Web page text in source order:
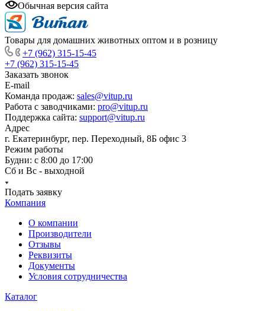
Обычная версия сайта
Товары для домашних животных оптом и в розницу
+7 (962) 315-15-45
+7 (962) 315-15-45
Заказать звонок
E-mail
Команда продаж: sales@vitup.ru
Работа с заводчиками: pro@vitup.ru
Поддержка сайта: support@vitup.ru
Адрес
г. Екатеринбург, пер. Переходный, 8Б офис 3
Режим работы
Будни: с 8:00 до 17:00
Сб и Вс - выходной
Подать заявку
Компания
О компании
Производители
Отзывы
Реквизиты
Документы
Условия сотрудничества
Каталог